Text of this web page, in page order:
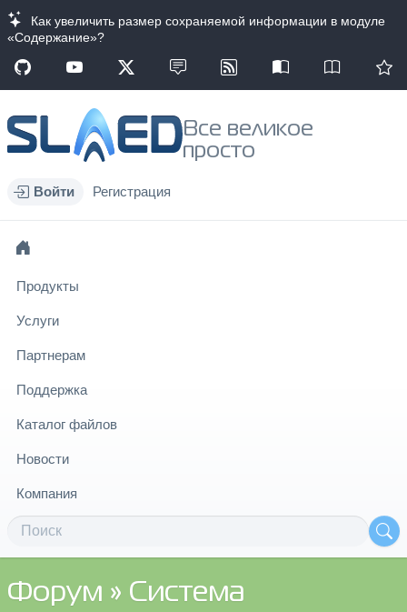
Как увеличить размер сохраняемой информации в модуле
«Содержание»?
Все великое
просто
Войти Регистрация
Продукты
Услуги
Партнерам
Поддержка
Каталог файлов
Новости
Компания
Форум » Система